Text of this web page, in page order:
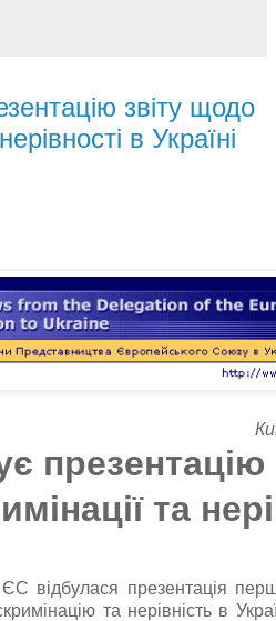
звіту щодо
в Україні
презентацію
та
відбулася презентація
та нерівність в